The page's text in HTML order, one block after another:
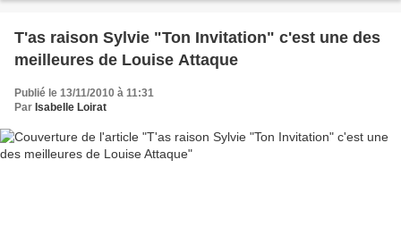
T'as raison Sylvie "Ton Invitation" c'est une des
meilleures de Louise Attaque
Publié le 13/11/2010 à 11:31
Par Isabelle Loirat